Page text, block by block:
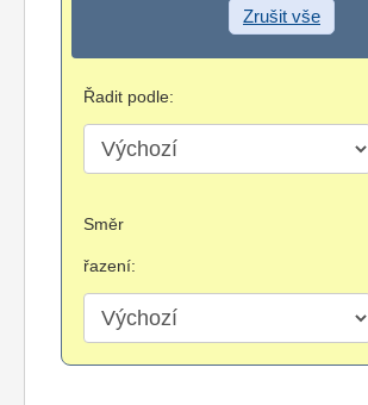
Zrušit vše
Řadit podle:
Směr
řazení: